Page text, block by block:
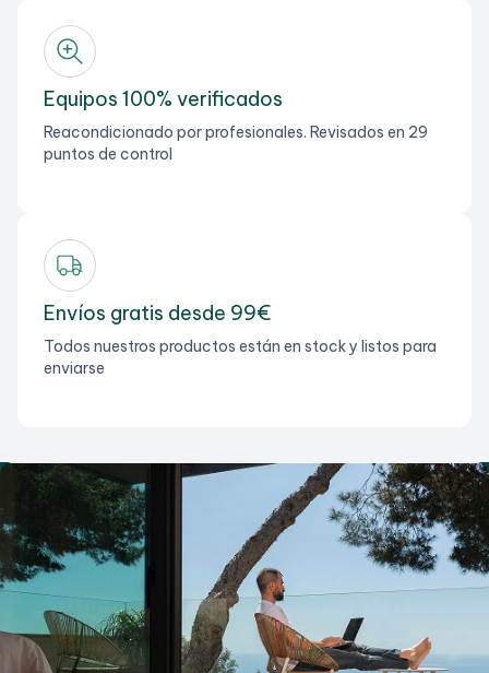
Equipos 100% verificados
Reacondicionado por profesionales. Revisados en 29
puntos de control
Envíos gratis desde 99€
Todos nuestros productos están en stock y listos para
enviarse